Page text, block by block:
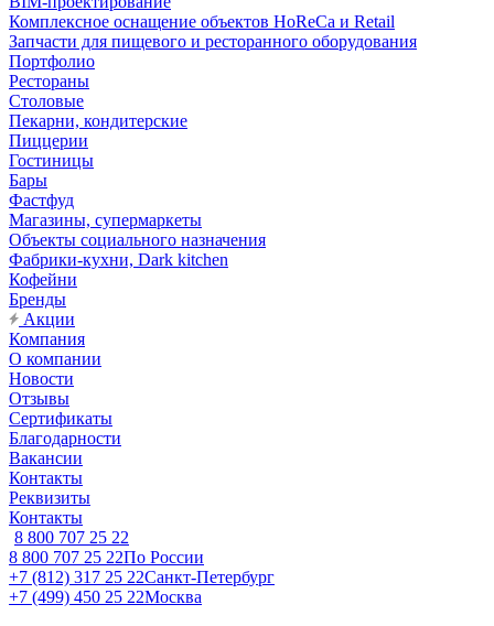
Комплексное оснащение объектов HoReCa и Retail
Запчасти для пищевого и ресторанного оборудования
Портфолио
Рестораны
Столовые
Пекарни, кондитерские
Пиццерии
Гостиницы
Бары
Фастфуд
Магазины, супермаркеты
Объекты социального назначения
Фабрики-кухни, Dark kitchen
Кофейни
Бренды
Акции
Компания
О компании
Новости
Отзывы
Сертификаты
Благодарности
Вакансии
Контакты
Реквизиты
Контакты
8 800 707 25 22
8 800 707 25 22По России
+7 (812) 317 25 22Санкт-Петербург
+7 (499) 450 25 22Москва